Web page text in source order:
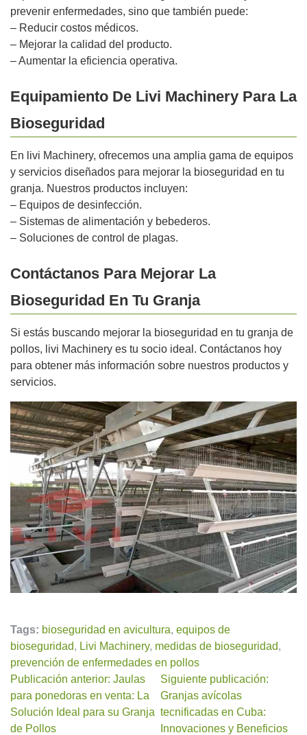
prevenir enfermedades, sino que también puede:
– Reducir costos médicos.
– Mejorar la calidad del producto.
– Aumentar la eficiencia operativa.
Equipamiento De Livi Machinery Para La
Bioseguridad
En livi Machinery, ofrecemos una amplia gama de equipos
y servicios diseñados para mejorar la bioseguridad en tu
granja. Nuestros productos incluyen:
– Equipos de desinfección.
– Sistemas de alimentación y bebederos.
– Soluciones de control de plagas.
Contáctanos Para Mejorar La
Bioseguridad En Tu Granja
Si estás buscando mejorar la bioseguridad en tu granja de
pollos, livi Machinery es tu socio ideal. Contáctanos hoy
para obtener más información sobre nuestros productos y
servicios.
Tags: bioseguridad en avicultura, equipos de
bioseguridad, Livi Machinery, medidas de bioseguridad,
prevención de enfermedades en pollos
Publicación anterior: Jaulas
para ponedoras en venta: La
Solución Ideal para su Granja
de Pollos
Siguiente publicación:
Granjas avícolas
tecnificadas en Cuba:
Innovaciones y Beneficios